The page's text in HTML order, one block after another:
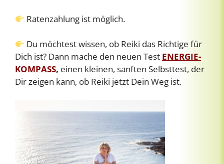
Ratenzahlung ist möglich.
Du möchtest wissen, ob Reiki das Richtige für
Dich ist? Dann mache den neuen Test ENERGIE-
KOMPASS, einen kleinen, sanften Selbsttest, der
Dir zeigen kann, ob Reiki jetzt Dein Weg ist.